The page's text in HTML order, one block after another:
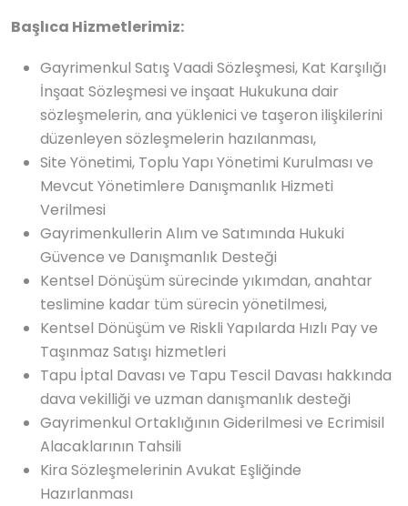
Başlıca Hizmetlerimiz:
Gayrimenkul Satış Vaadi Sözleşmesi, Kat Karşılığı
İnşaat Sözleşmesi ve inşaat Hukukuna dair
sözleşmelerin, ana yüklenici ve taşeron ilişkilerini
düzenleyen sözleşmelerin hazılanması,
Site Yönetimi, Toplu Yapı Yönetimi Kurulması ve
Mevcut Yönetimlere Danışmanlık Hizmeti
Verilmesi
Gayrimenkullerin Alım ve Satımında Hukuki
Güvence ve Danışmanlık Desteği
Kentsel Dönüşüm sürecinde yıkımdan, anahtar
teslimine kadar tüm sürecin yönetilmesi,
Kentsel Dönüşüm ve Riskli Yapılarda Hızlı Pay ve
Taşınmaz Satışı hizmetleri
Tapu İptal Davası ve Tapu Tescil Davası hakkında
dava vekilliği ve uzman danışmanlık desteği
Gayrimenkul Ortaklığının Giderilmesi ve Ecrimisil
Alacaklarının Tahsili
Kira Sözleşmelerinin Avukat Eşliğinde
Hazırlanması